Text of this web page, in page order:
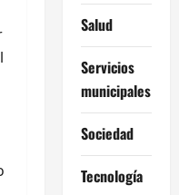
Salud
Servicios
municipales
Sociedad
Tecnología